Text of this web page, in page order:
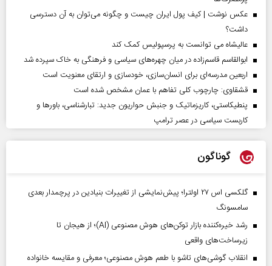
عکس نوشت | کیف پول ایران چیست و چگونه می‌توان به آن دسترسی
داشت؟
عالیشاه می توانست به پرسپولیس کمک کند
ابوالقاسم قاسم‌زاده در میان چهره‌های سیاسی و فرهنگی به خاک سپرده شد
اربعین مدرسه‌ای برای انسان‌سازی، خودسازی و ارتقای معنویت است
قشقاوی: چارچوب کلی تفاهم با عمان مشخص شده است
پنطیکاستی، کاریزماتیک و جنبش حواریون جدید: تبارشناسی، باور‌ها و
کاربست سیاسی در عصر ترامپ
گوناگون
گلکسی اس ۲۷ اولترا؛ پیش‌نمایشی از تغییرات بنیادین در پرچمدار بعدی
سامسونگ
رشد خیره‌کننده بازار توکن‌های هوش مصنوعی (AI)؛ از هیجان تا
زیرساخت‌های واقعی
انقلاب گوشی‌های تاشو‌ با طعم هوش مصنوعی؛ معرفی و مقایسه خانواده